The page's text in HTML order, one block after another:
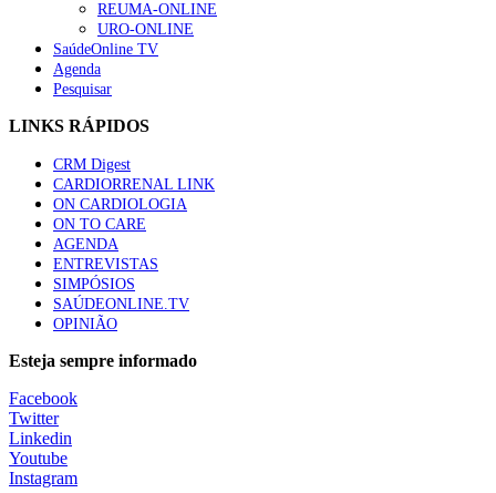
REUMA-ONLINE
URO-ONLINE
SaúdeOnline TV
Agenda
Pesquisar
LINKS RÁPIDOS
CRM Digest
CARDIORRENAL LINK
ON CARDIOLOGIA
ON TO CARE
AGENDA
ENTREVISTAS
SIMPÓSIOS
SAÚDEONLINE.TV
OPINIÃO
Esteja sempre informado
Facebook
Twitter
Linkedin
Youtube
Instagram